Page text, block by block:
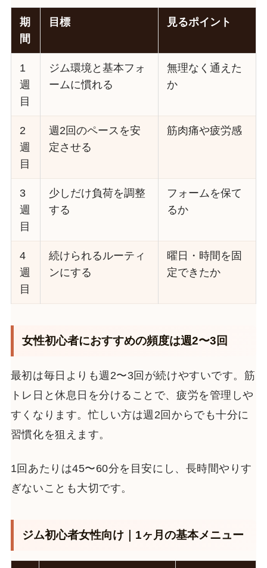
期
間
目標 見るポイント
1
週
目
ジム環境と基本フォ
ームに慣れる
無理なく通えた
か
2
週
目
週2回のペースを安
定させる
筋肉痛や疲労感
3
週
目
少しだけ負荷を調整
する
フォームを保て
るか
4
週
目
続けられるルーティ
ンにする
曜日・時間を固
定できたか
女性初心者におすすめの頻度は週2〜3回
最初は毎日よりも週2〜3回が続けやすいです。筋
トレ日と休息日を分けることで、疲労を管理しや
すくなります。忙しい方は週2回からでも十分に
習慣化を狙えます。
1回あたりは45〜60分を目安にし、長時間やりす
ぎないことも大切です。
ジム初心者女性向け｜1ヶ月の基本メニュー